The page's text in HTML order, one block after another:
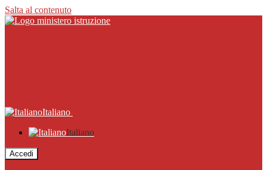
Salta al contenuto
Italiano
Italiano
Accedi